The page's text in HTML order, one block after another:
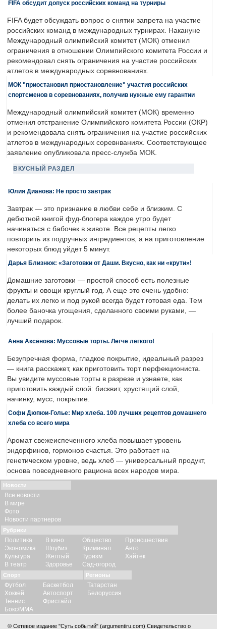
FIFA обсудит допуск российских команд на турниры
FIFA будет обсуждать вопрос о снятии запрета на участие
российских команд в международных турнирах. Накануне
Международный олимпийский комитет (МОК) отменил
ограничения в отношении Олимпийского комитета России и
рекомендовал снять ограничения на участие российских
атлетов в международных соревнованиях.
МОК "приостановил приостановление" участия российских
спортсменов в соревнованиях, получив нужные ему гарантии
Международный олимпийский комитет (МОК) временно
отменил отстранение Олимпийского комитета России (ОКР)
и рекомендовала снять ограничения на участие российских
атлетов в международных соревнваниях. Соответствующее
заявление опубликовала пресс-служба МОК.
ВКУСНЫЙ РАЗДЕЛ
Юлия Дианова: Не просто завтрак
Завтрак — это признание в любви себе и близким. С
дебютной книгой фуд-блогера каждое утро будет
начинаться с бабочек в животе. Все рецепты легко
повторить из подручных ингредиентов, а на приготовление
некоторых блюд уйдет 5 минут.
Дарья Близнюк: «Заготовки от Даши. Вкусно, как ни «крути»!
Домашние заготовки — простой способ есть полезные
фрукты и овощи круглый год. А еще это очень удобно:
делать их легко и под рукой всегда будет готовая еда. Тем
более баночка угощения, сделанного своими руками, —
лучший подарок.
Анна Аксёнова: Муссовые торты. Легче легкого!
Безупречная форма, гладкое покрытие, идеальный разрез
— книга расскажет, как приготовить торт перфекциониста.
Вы увидите муссовые торты в разрезе и узнаете, как
приготовить каждый слой: бисквит, хрустящий слой,
начинку, мусс, покрытие.
Софи Дюпюи-Голье: Мир хлеба. 100 лучших рецептов домашнего
хлеба со всего мира
Аромат свежеиспеченного хлеба повышает уровень
эндорфинов, гормонов счастья. Это работает на
генетическом уровне, ведь хлеб — универсальный продукт,
основа повседневного рациона всех народов мира.
Новости
Все новости
В мире
Фото
Новости партнеров
Рубрики
Политика
Экономика
Культура
В театр
В кино
Шоубиз
Желтый
Здоровье
Общество
Криминал
Туризм
Сад-огород
Происшествия
Авто
Хайтек
Спорт
Футбол
Хоккей
Теннис
Бокс/ММА
Баскетбол
Автоспорт
Фристайл
Регионы
Татарстан
Белоруссия
© Сетевое издание "Суть событий" (argumentiru.com) Свидетельство о